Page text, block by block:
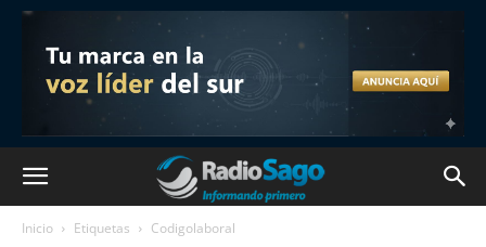
Inicio Etiquetas Codigolaboral